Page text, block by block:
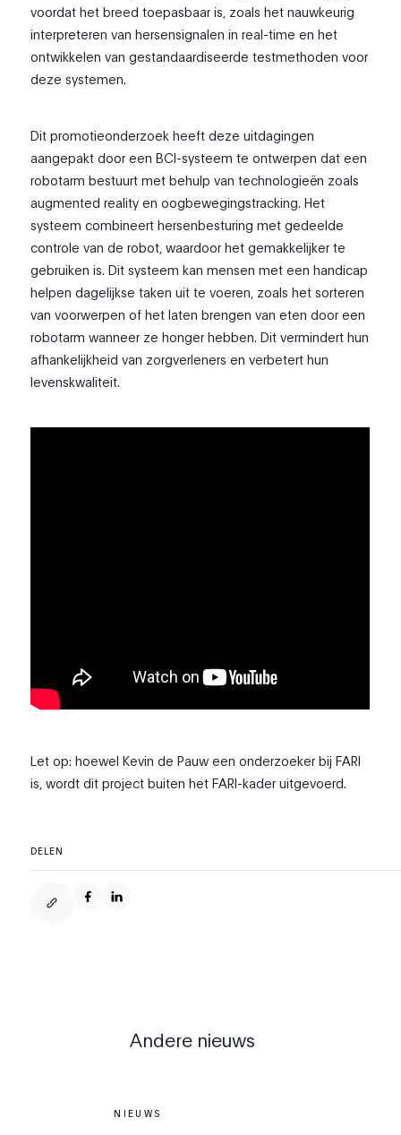
voordat het breed toepasbaar is, zoals het nauwkeurig
interpreteren van hersensignalen in real-time en het
ontwikkelen van gestandaardiseerde testmethoden voor
deze systemen.
Dit promotieonderzoek heeft deze uitdagingen
aangepakt door een BCI-systeem te ontwerpen dat een
robotarm bestuurt met behulp van technologieën zoals
augmented reality en oogbewegingstracking. Het
systeem combineert hersenbesturing met gedeelde
controle van de robot, waardoor het gemakkelijker te
gebruiken is. Dit systeem kan mensen met een handicap
helpen dagelijkse taken uit te voeren, zoals het sorteren
van voorwerpen of het laten brengen van eten door een
robotarm wanneer ze honger hebben. Dit vermindert hun
afhankelijkheid van zorgverleners en verbetert hun
levenskwaliteit.
Let op: hoewel Kevin de Pauw een onderzoeker bij FARI
is, wordt dit project buiten het FARI-kader uitgevoerd.
DELEN
Andere nieuws
NIEUWS